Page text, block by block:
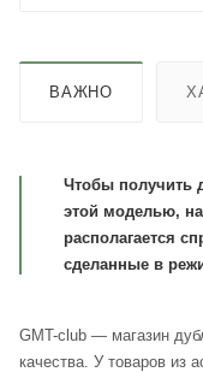
ВАЖНО
Чтобы получить
этой моделью,
располагается
сделанные в
GMT-club — магазин
качества. У товаров из